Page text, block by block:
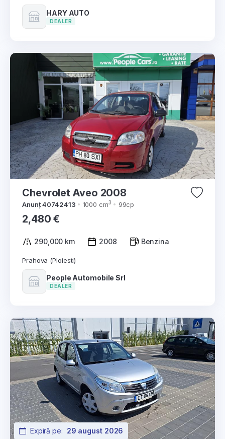
HARY AUTO
DEALER
Chevrolet Aveo 2008
Anunț 40742413 1000 cm3 99cp
2,480 €
290,000 km 2008 Benzina
Prahova (Ploiesti)
People Automobile Srl
DEALER
Expiră pe: 29 august 2026